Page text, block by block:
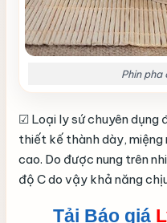
Phin pha
☑ Loại ly sứ chuyên dụng
thiết kế thành dày,
cao. Do được nung trên
độ C do vậy khả năng
Tải Báo giá